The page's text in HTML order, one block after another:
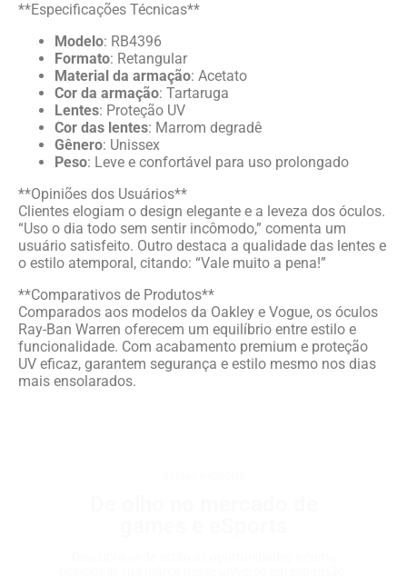
**Especificações Técnicas**
Modelo: RB4396
Formato: Retangular
Material da armação: Acetato
Cor da armação: Tartaruga
Lentes: Proteção UV
Cor das lentes: Marrom degradê
Gênero: Unissex
Peso: Leve e confortável para uso prolongado
**Opiniões dos Usuários**
Clientes elogiam o design elegante e a leveza dos óculos.
“Uso o dia todo sem sentir incômodo,” comenta um
usuário satisfeito. Outro destaca a qualidade das lentes e
o estilo atemporal, citando: “Vale muito a pena!”
**Comparativos de Produtos**
Comparados aos modelos da Oakley e Vogue, os óculos
Ray-Ban Warren oferecem um equilíbrio entre estilo e
funcionalidade. Com acabamento premium e proteção
UV eficaz, garantem segurança e estilo mesmo nos dias
mais ensolarados.